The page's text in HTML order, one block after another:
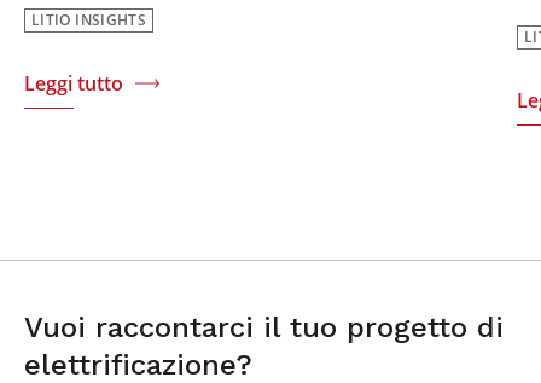
LITIO INSIGHTS
Leggi tutto
Vuoi raccontarci il tuo progetto di
elettrificazione?